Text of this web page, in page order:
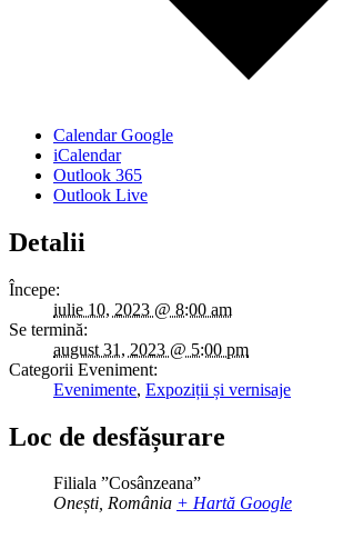
Calendar Google
iCalendar
Outlook 365
Outlook Live
Detalii
Începe:
iulie 10, 2023 @ 8:00 am
Se termină:
august 31, 2023 @ 5:00 pm
Categorii Eveniment:
Evenimente, Expoziții și vernisaje
Loc de desfășurare
Filiala ”Cosânzeana”
Onești, România + Hartă Google